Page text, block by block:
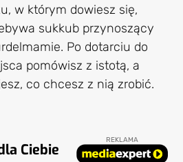
w którym dowiesz się,
sukkub przynoszący
Po dotarciu do
pomówisz z istotą, a
co chcesz z nią zrobić.
Ciebie
REKLAMA